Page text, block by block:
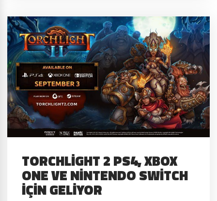
TORCHLIGHT 2 PS4, XBOX
ONE VE NINTENDO SWITCH
İÇIN GELIYOR